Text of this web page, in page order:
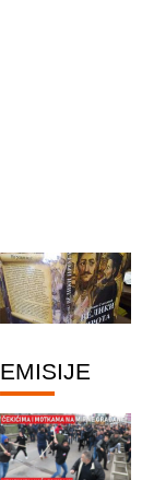
EMISIJE